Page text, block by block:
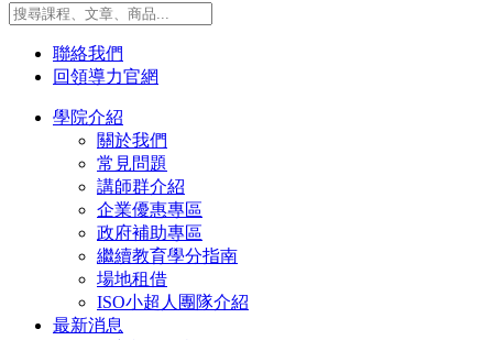
聯絡我們
回領導力官網
學院介紹
關於我們
常見問題
講師群介紹
企業優惠專區
政府補助專區
繼續教育學分指南
場地租借
ISO小超人團隊介紹
最新消息